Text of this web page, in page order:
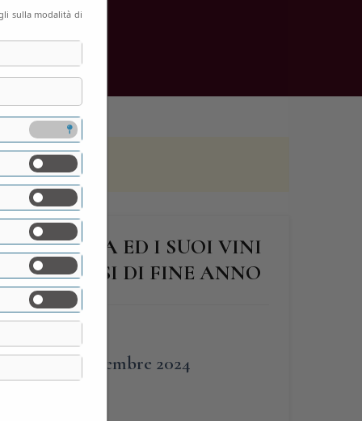
VIGNA ED I SUOI VINI
BRINDISI DI FINE ANNO
30 Dicembre 2024
sulla modalità di